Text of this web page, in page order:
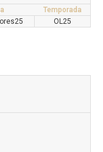
Temporada
OL25